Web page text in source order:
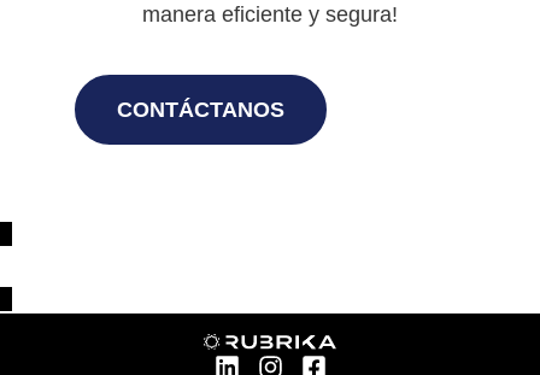
manera eficiente y segura!
CONTÁCTANOS